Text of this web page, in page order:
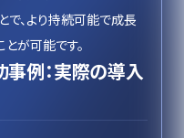
で、より持続可能で成長
が可能です。
例：実際の導入